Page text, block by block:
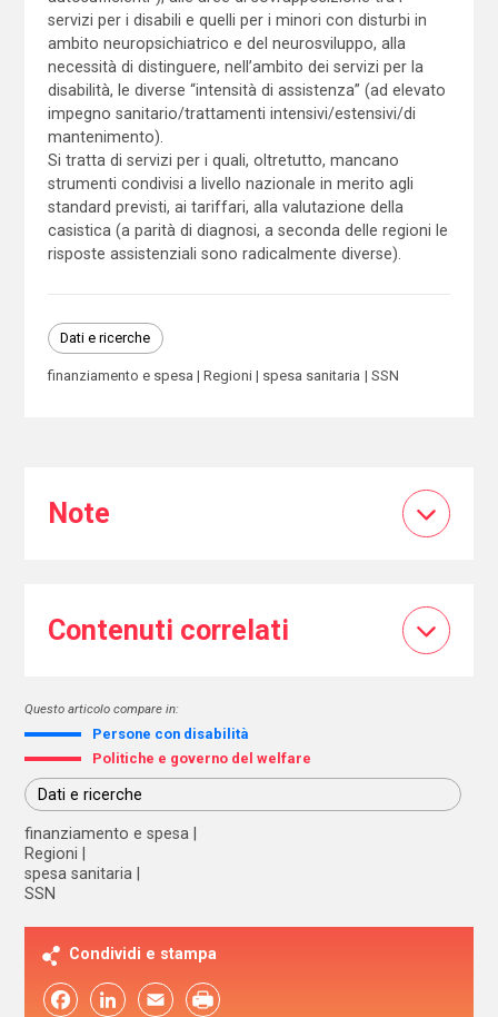
servizi per i disabili e quelli per i minori con disturbi in
ambito neuropsichiatrico e del neurosviluppo, alla
necessità di distinguere, nell’ambito dei servizi per la
disabilità, le diverse “intensità di assistenza” (ad elevato
impegno sanitario/trattamenti intensivi/estensivi/di
mantenimento).
Si tratta di servizi per i quali, oltretutto, mancano
strumenti condivisi a livello nazionale in merito agli
standard previsti, ai tariffari, alla valutazione della
casistica (a parità di diagnosi, a seconda delle regioni le
risposte assistenziali sono radicalmente diverse).
Dati e ricerche
finanziamento e spesa Regioni spesa sanitaria SSN
Note
Contenuti correlati
Questo articolo compare in:
Persone con disabilità
Politiche e governo del welfare
Dati e ricerche
finanziamento e spesa
Regioni
spesa sanitaria
SSN
Condividi e stampa
FacebookLinkedIn Email